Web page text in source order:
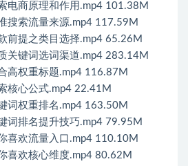
电商原理和作用.mp4 101.38M
搜索流量来源.mp4 117.59M
前提之类目选择.mp4 65.26M
关键词选词渠道.mp4 283.14M
高权重标题.mp4 116.87M
核心公式.mp4 22.41M
词权重排名.mp4 163.50M
词排名提升技巧.mp4 79.95M
喜欢流量入口.mp4 110.10M
喜欢核心维度.mp4 80.62M